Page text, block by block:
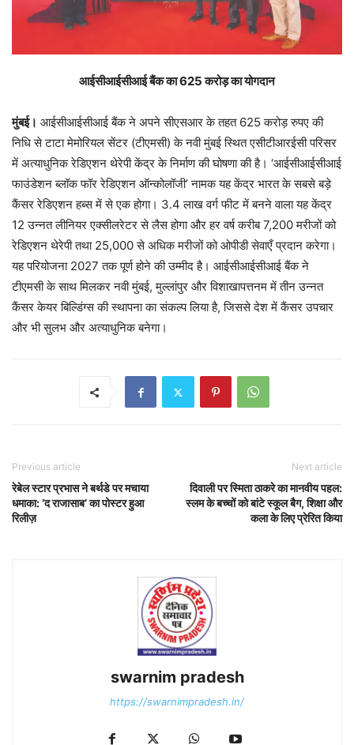
आईसीआईसीआई बैंक का 625 करोड़ का योगदान
मुंबई। आईसीआईसीआई बैंक ने अपने सीएसआर के तहत 625 करोड़ रुपए की
निधि से टाटा मेमोरियल सेंटर (टीएमसी) के नवी मुंबई स्थित एसीटीआरईसी परिसर
में अत्याधुनिक रेडिएशन थेरेपी केंद्र के निर्माण की घोषणा की है। ‘आईसीआईसीआई
फाउंडेशन ब्लॉक फॉर रेडिएशन ऑन्कोलॉजी’ नामक यह केंद्र भारत के सबसे बड़े
कैंसर रेडिएशन हब्स में से एक होगा। 3.4 लाख वर्ग फीट में बनने वाला यह केंद्र
12 उन्नत लीनियर एक्सीलरेटर से लैस होगा और हर वर्ष करीब 7,200 मरीजों को
रेडिएशन थेरेपी तथा 25,000 से अधिक मरीजों को ओपीडी सेवाएँ प्रदान करेगा।
यह परियोजना 2027 तक पूर्ण होने की उम्मीद है। आईसीआईसीआई बैंक ने
टीएमसी के साथ मिलकर नवी मुंबई, मुल्लांपुर और विशाखापत्तनम में तीन उन्नत
कैंसर केयर बिल्डिंग्स की स्थापना का संकल्प लिया है, जिससे देश में कैंसर उपचार
और भी सुलभ और अत्याधुनिक बनेगा।
Previous article
रेबेल स्टार प्रभास ने बर्थडे पर मचाया
धमाका: ‘द राजासाब’ का पोस्टर हुआ
रिलीज़
Next article
दिवाली पर स्मिता ठाकरे का मानवीय पहल:
स्लम के बच्चों को बांटे स्कूल बैग, शिक्षा और
कला के लिए प्रेरित किया
swarnim pradesh
https://swarnimpradesh.in/